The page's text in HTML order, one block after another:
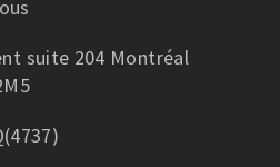
suite 204 Montréal